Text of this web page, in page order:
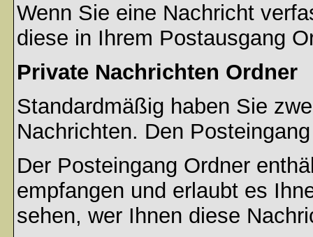
Wenn Sie eine Nachricht
diese in Ihrem Postausgang
Private Nachrichten Ordner
Standardmäßig haben Sie
Nachrichten. Den
Der Posteingang Ordner
empfangen und erlaubt es
sehen, wer Ihnen diese